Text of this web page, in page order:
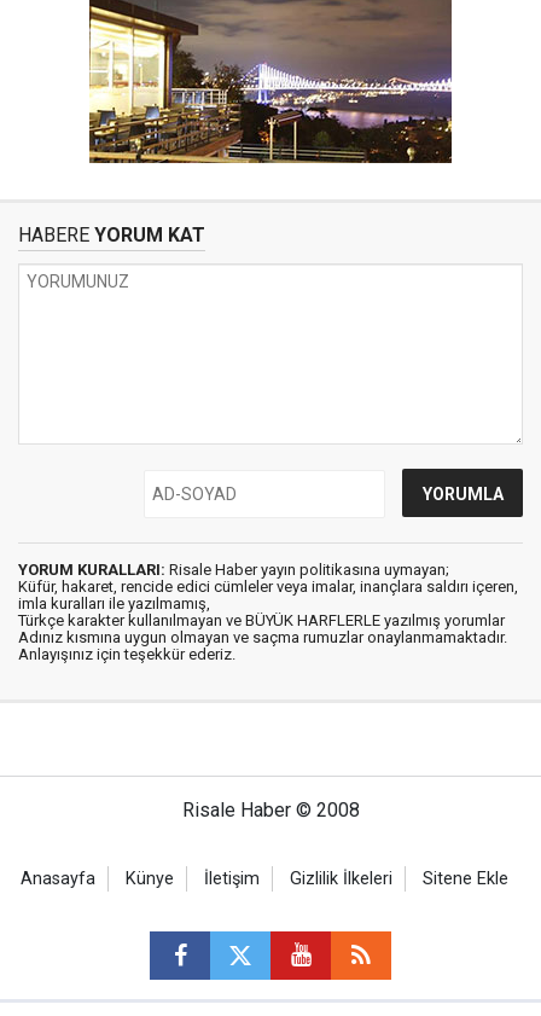
HABERE YORUM KAT
YORUM KURALLARI: Risale Haber yayın politikasına uymayan;
Küfür, hakaret, rencide edici cümleler veya imalar, inançlara saldırı içeren,
imla kuralları ile yazılmamış,
Türkçe karakter kullanılmayan ve BÜYÜK HARFLERLE yazılmış yorumlar
Adınız kısmına uygun olmayan ve saçma rumuzlar onaylanmamaktadır.
Anlayışınız için teşekkür ederiz.
Risale Haber © 2008
Anasayfa Künye İletişim Gizlilik İlkeleri Sitene Ekle